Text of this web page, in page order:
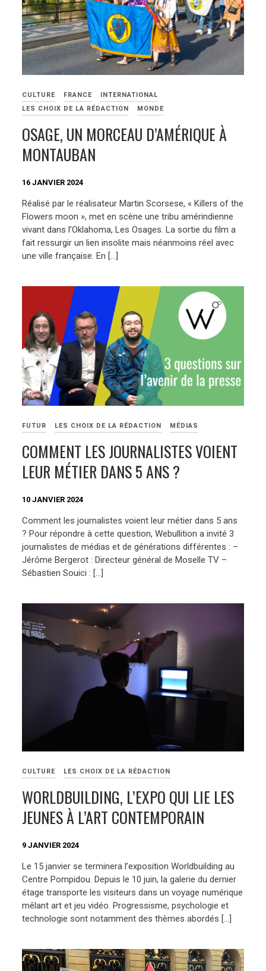
CULTURE FRANCE
INTERNATIONAL
LES CHOIX DE LA RÉDACTION
MONDE
OSAGE, UN MORCEAU D’AMÉRIQUE À
MONTAUBAN
16 JANVIER 2024
Réalisé par le réalisateur Martin Scorsese, « Killers of the
Flowers moon », met en scène une tribu amérindienne
vivant dans l’Oklahoma, Les Osages. La sortie du film a
fait ressurgir un lien insolite mais néanmoins réel avec
une ville française. En […]
FUTUR LES CHOIX DE LA RÉDACTION MÉDIAS
COMMENT LES JOURNALISTES VOIENT
LEUR MÉTIER DANS 5 ANS ?
10 JANVIER 2024
Comment les journalistes voient leur métier dans 5 ans
? Pour répondre à cette question, Webullition a invité 3
journalistes de médias et de générations différentes : –
Jérôme Bergerot : Directeur général de Moselle TV –
Sébastien Souici : […]
CULTURE LES CHOIX DE LA RÉDACTION
WORLDBUILDING, L’EXPO QUI LIE LES
JEUNES À L’ART CONTEMPORAIN
9 JANVIER 2024
Le 15 janvier se terminera l’exposition Worldbuilding au
Centre Pompidou. Depuis le 10 juin, la galerie du dernier
étage transporte les visiteurs dans un voyage numérique
mêlant art et jeu vidéo. Progressisme, psychologie et
technologie sont notamment des thèmes abordés […]